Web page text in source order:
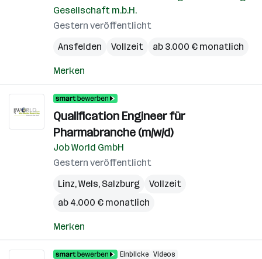
Gesellschaft m.b.H.
Gestern veröffentlicht
Ansfelden
Vollzeit ab 3.000 € monatlich
Merken
Qualification Engineer für
Pharmabranche (m/w/d)
Job World GmbH
Gestern veröffentlicht
Linz,Wels, Salzburg
Vollzeit
ab 4.000 € monatlich
Merken
Einblicke Videos